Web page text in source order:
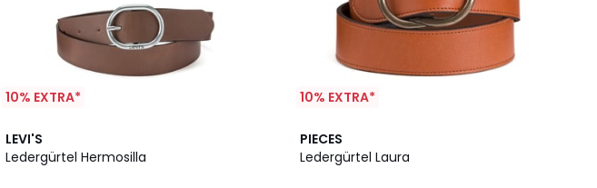
10% EXTRA*
LEVI'S
Ledergürtel Hermosilla
4,2
/ 5
2
Farben
10% EXTRA*
PIECES
Ledergürtel Laura
5
/